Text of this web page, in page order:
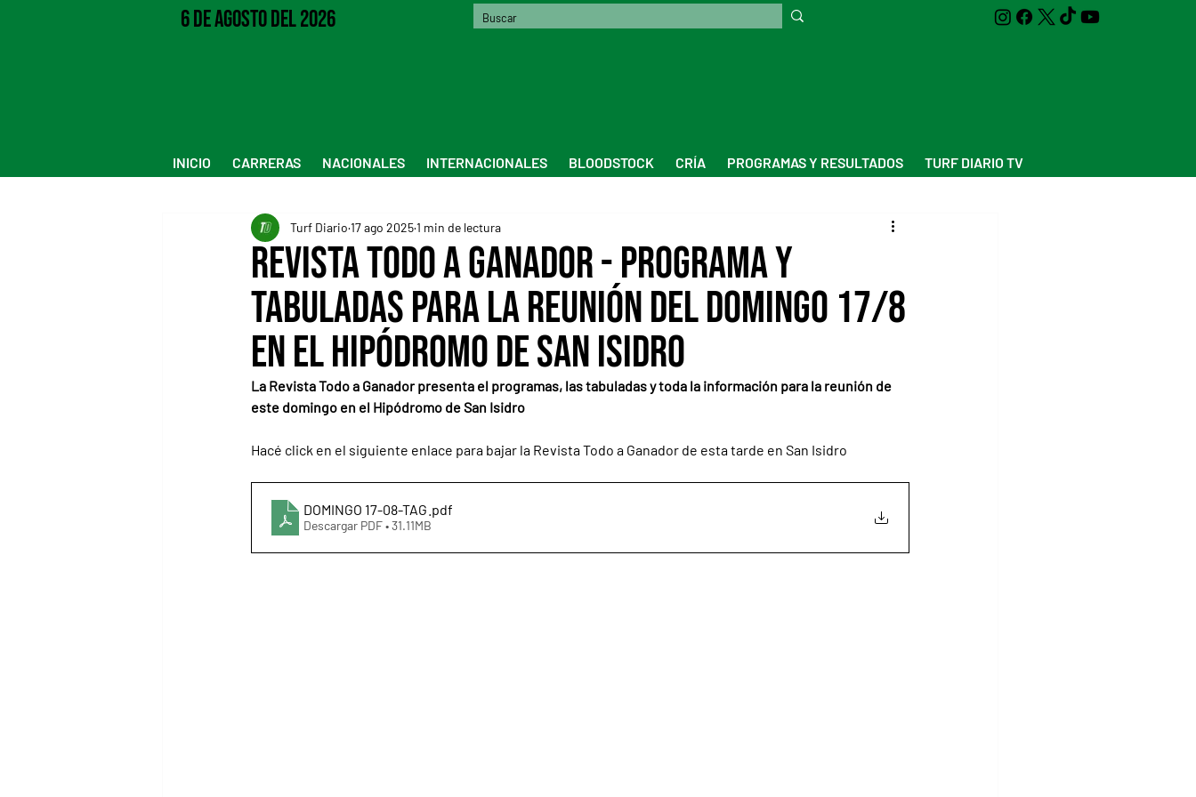
6 de Agosto del 2026
INICIO CARRERAS NACIONALES INTERNACIONALES BLOODSTOCK CRÍA PROGRAMAS Y RESULTADOS TURF DIARIO TV
Revista Todo a Ganador - Programa y
tabuladas para la reunión del Domingo 17/8
en el Hipódromo de San Isidro
Turf Diario 17 ago 20251 min de lectura
La Revista Todo a Ganador presenta el programas, las tabuladas y toda la información para la reunión de
este domingo en el Hipódromo de San Isidro
Hacé click en el siguiente enlace para bajar la Revista Todo a Ganador de esta tarde en San Isidro
DOMINGO 17-08-TAG .pdf
Descargar PDF • 31.11MB